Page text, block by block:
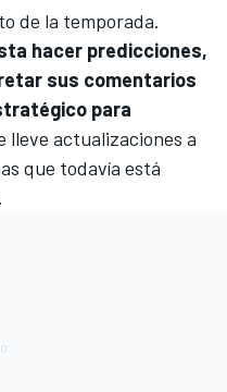
de la temporada.
hacer predicciones,
sus comentarios
para
lleve actualizaciones a
que todavía está